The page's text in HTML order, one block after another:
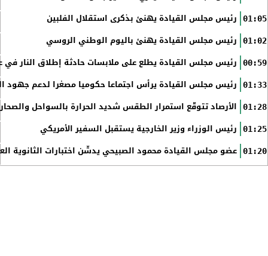
01:05 رئيس مجلس القيادة يهنئ بذكرى استقلال الفلبين
01:02 رئيس مجلس القيادة يهنئ باليوم الوطني الروسي
00:59 رئيس مجلس القيادة يطلع على ملابسات حادثة إطلاق النار في
01:33 رئيس مجلس القيادة يرأس اجتماعا حكوميا مصغرا لدعم جهود
01:28 الأرصاد تتوقّع استمرار الطقس شديد الحرارة بالسواحل
01:25 رئيس الوزراء وزير الخارجية يستقبل السفير الأمريكي
01:20 عضو مجلس القيادة محمود الصبيحي يدشّن اختبارات الثانوية